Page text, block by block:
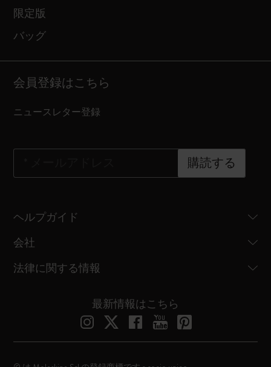
限定版
バッグ
会員登録はこちら
ニュースレター登録
購読する
ヘルプガイド
会社
法律に関する情報
最新情報はこちら